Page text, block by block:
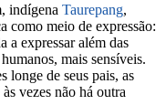
indígena Taurepang,
como meio de expressão:
a expressar além das
mais sensíveis.
longe de seus pais, as
vezes não há outra